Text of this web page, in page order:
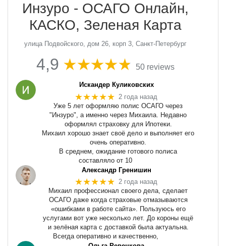
Инзуро - ОСАГО Онлайн,
КАСКО, Зеленая Карта
улица Подвойского, дом 26, корп 3, Санкт-Петербург
4,9 50 reviews
Искандер Куликовских
★★★★★ 2 года назад
Уже 5 лет оформляю полис ОСАГО через
"Инзуро", а именно через Михаила. Недавно
оформлял страховку для Ипотеки.
Михаил хорошо знает своё дело и выполняет его
очень оперативно.
В среднем, ожидание готового полиса
составляло от 10
Александр Гренишин
★★★★★ 2 года назад
Михаил профессионал своего дела, сделает
ОСАГО даже когда страховые отмазываются
«ошибками в работе сайта». Пользуюсь его
услугами вот уже несколько лет. До короны ещё
и зелёная карта с доставкой была актуальна.
Всегда оперативно и качественно,